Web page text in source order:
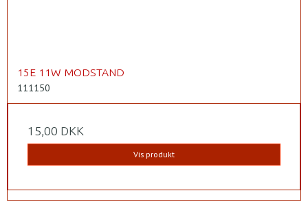
15E 11W MODSTAND
111150
15,00 DKK
Vis produkt